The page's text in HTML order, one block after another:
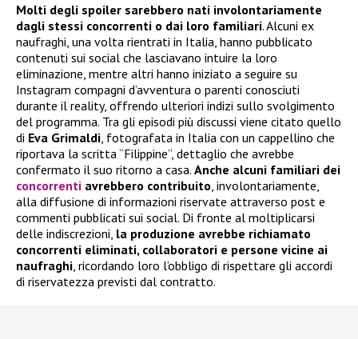
Molti degli spoiler sarebbero nati involontariamente
dagli stessi concorrenti o dai loro familiari. Alcuni ex
naufraghi, una volta rientrati in Italia, hanno pubblicato
contenuti sui social che lasciavano intuire la loro
eliminazione, mentre altri hanno iniziato a seguire su
Instagram compagni d’avventura o parenti conosciuti
durante il reality, offrendo ulteriori indizi sullo svolgimento
del programma. Tra gli episodi più discussi viene citato quello
di Eva Grimaldi , fotografata in Italia con un cappellino che
riportava la scritta “Filippine”, dettaglio che avrebbe
confermato il suo ritorno a casa. Anche alcuni familiari dei
concorrenti avrebbero contribuito , involontariamente,
alla diffusione di informazioni riservate attraverso post e
commenti pubblicati sui social. Di fronte al moltiplicarsi
delle indiscrezioni, la produzione avrebbe richiamato
concorrenti eliminati, collaboratori e persone vicine ai
naufraghi , ricordando loro l’obbligo di rispettare gli accordi
di riservatezza previsti dal contratto.